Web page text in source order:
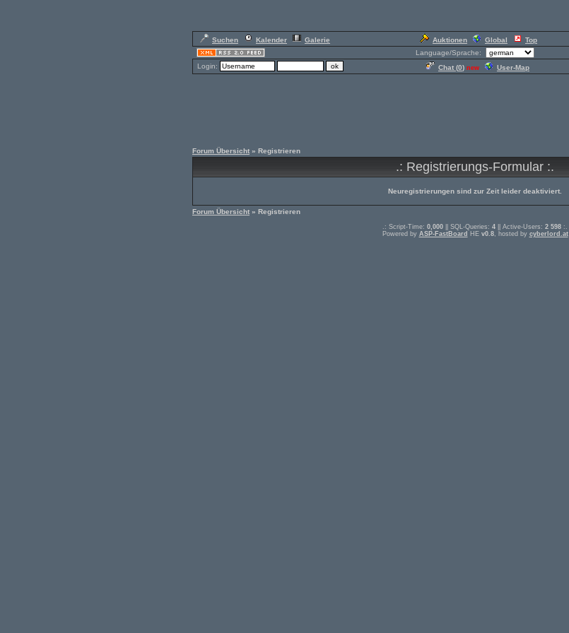
Suchen Kalender Galerie Auktionen Global Top
Language/Sprache:
Login:
Chat (0) new User-Map
Forum Übersicht » Registrieren
.: Registrierungs-Formular :.
Neuregistrierungen sind zur Zeit leider deaktiviert.
Forum Übersicht » Registrieren
.: Script-Time: 0,000 || SQL-Queries: 4 || Active-Users: 2 598 :.
Powered by ASP-FastBoard HE v0.8, hosted by cyberlord.at